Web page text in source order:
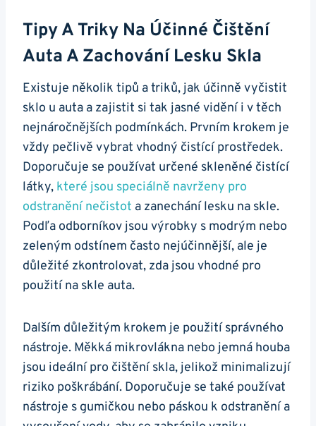
Tipy A Triky Na Účinné Čištění
Auta ‍a Zachování Lesku Skla
Existuje několik‍ tipů⁤ a triků, ⁢jak‌ účinně ‌vyčistit
sklo u auta a zajistit‍ si tak jasné vidění i‍ v těch
nejnáročnějších⁣ podmínkách. Prvním krokem je
vždy pečlivě vybrat vhodný čistící‌ prostředek.
Doporučuje⁣ se používat určené skleněné čistící
látky, které jsou speciálně navrženy pro‍
odstranění ⁢nečistot a zanechání lesku na skle.
Podľa odborníkov jsou⁢ výrobky s⁢ modrým nebo
zeleným ‌odstínem často nejúčinnější, ale je⁣
důležité zkontrolovat, zda jsou vhodné pro
použití na skle‌ auta.
Dalším ‍důležitým krokem je použití správného
nástroje. Měkká mikrovlákna nebo jemná houba
jsou ideální pro čištění skla,⁣ jelikož minimalizují
riziko poškrábání. Doporučuje ⁢se také používat
nástroje⁤ s gumičkou nebo páskou k odstranění a